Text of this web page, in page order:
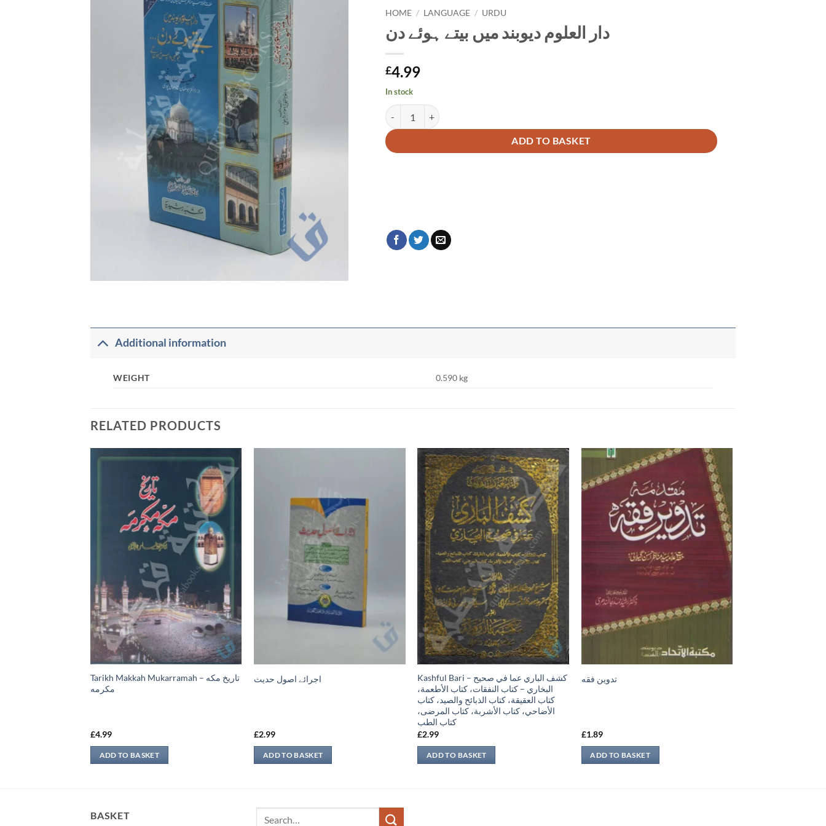
HOME / LANGUAGE / URDU
دار العلوم دیوبند میں بیتے ہوئے دن
£4.99
In stock
ADD TO BASKET
Alternative:
Additional information
WEIGHT 0.590 kg
RELATED PRODUCTS
Tarikh Makkah Mukarramah – تاريخ مكه
مكرمه
£4.99
ADD TO BASKET
اجرائے اصول حدیث
£2.99
ADD TO BASKET
Kashful Bari – كشف الباري عما في صحيح
البخاري – كتاب النفقات، كتاب الأطعمة،
كتاب العقيقة، كتاب الذبائح والصيد، كتاب
الأضاحي، كتاب الأشربة، كتاب المرضى،
كتاب الطب
£2.99
ADD TO BASKET
تدوين فقه
£1.89
ADD TO BASKET
BASKET